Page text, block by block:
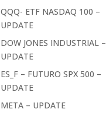
QQQ- ETF NASDAQ 100 –
UPDATE
DOW JONES INDUSTRIAL –
UPDATE
ES_F – FUTURO SPX 500 –
UPDATE
META – UPDATE